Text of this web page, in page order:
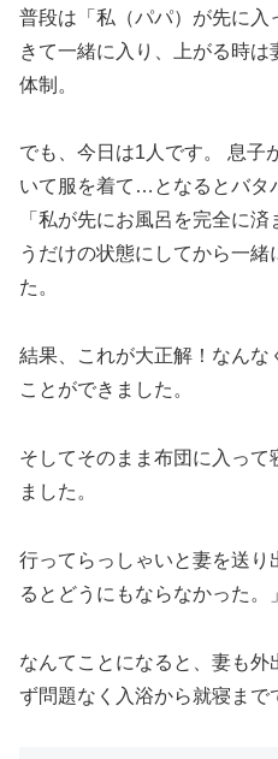
普段は「私（パパ）が先に入
きて一緒に入り、上がる時は
体制。
でも、今日は1人です。 息子
いて服を着て…となるとバタ
「私が先にお風呂を完全に
うだけの状態にしてから一
た。
結果、これが大正解！なんな
ことができました。
そしてそのまま布団に入って
ました。
行ってらっしゃいと妻を送
るとどうにもならなかった。」
なんてことになると、妻も外
ず問題なく入浴から就寝まで